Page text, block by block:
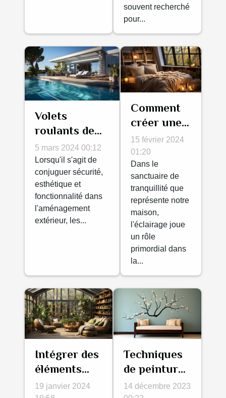
l'Aumône ?
souvent recherché
pour...
Volets
roulants de
piscine : allier
sécurité,
esthétique et
fonctionnalité
5 mars 2024 00:12
Lorsqu'il s'agit de
conjuguer sécurité,
esthétique et
fonctionnalité dans
l'aménagement
extérieur, les...
Comment
créer une
ambiance
cosy avec
une lampe
de chevet
suspendue
15 février 2024
01:20
Dans le
sanctuaire de
tranquillité que
représente notre
maison,
l'éclairage joue
un rôle
primordial dans
la...
Intégrer des
éléments
naturels
19 janvier 2024
Techniques
de peinture
murale pour
14 décembre 2023